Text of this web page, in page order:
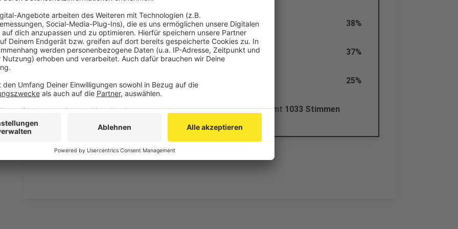
Nein. 38%
Ja, ich möchte auch auf jeden Fall ins Ausland. 37%
Ja, aber ich mache nur Urlaub in Deutschland. 25%
Die Abstimmung ist bereits abgeschlossen.Es wurden insgesamt 1033 Stimmen
Anzeige